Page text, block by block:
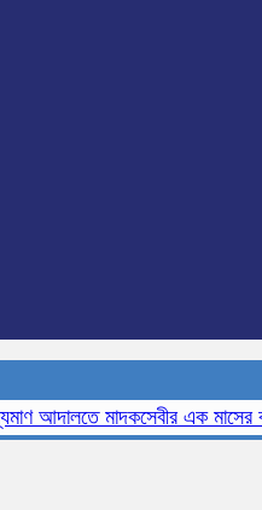
মাদকসেবীর এক মাসের